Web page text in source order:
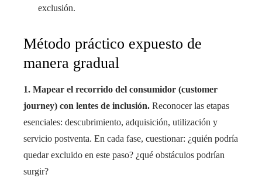
exclusión.
Método práctico expuesto de
manera gradual
1. Mapear el recorrido del consumidor (customer
journey) con lentes de inclusión. Reconocer las etapas
esenciales: descubrimiento, adquisición, utilización y
servicio postventa. En cada fase, cuestionar: ¿quién podría
quedar excluido en este paso? ¿qué obstáculos podrían
surgir?